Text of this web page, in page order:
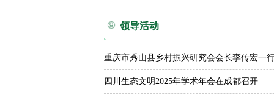
领导活动
重庆市秀山县乡村振兴研究会会长李传宏一
四川生态文明2025年学术年会在成都召开